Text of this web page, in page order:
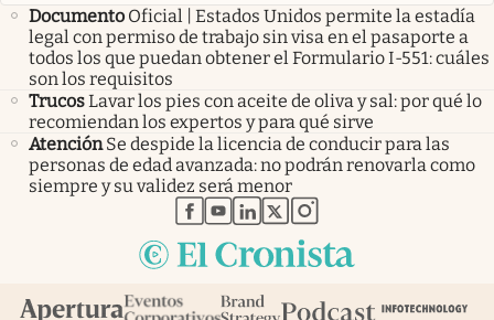
Documento Oficial | Estados Unidos permite la estadía
legal con permiso de trabajo sin visa en el pasaporte a
todos los que puedan obtener el Formulario I-551: cuáles
son los requisitos
TrucosLavar los pies con aceite de oliva y sal: por qué lo
recomiendan los expertos y para qué sirve
Atención Se despide la licencia de conducir para las
personas de edad avanzada: no podrán renovarla como
siempre y su validez será menor
abre en nueva pestaña
abre en nueva pestaña
abre en nueva pestaña
abre en nueva pestaña
abre en nueva pestaña